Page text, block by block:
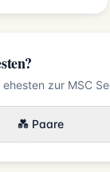
zur MSC
💑 Paare